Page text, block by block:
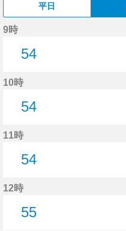
平日
9時
54
10時
54
11時
54
12時
55